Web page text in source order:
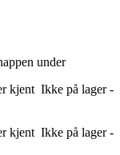
under
kjent Ikke på lager -
kjent Ikke på lager -